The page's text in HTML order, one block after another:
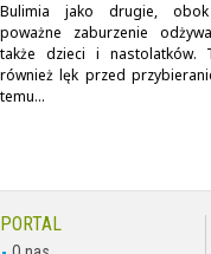
Bulimia jako drugie,
poważne zaburzenie
także dzieci i nastolatków.
również lęk przed
temu...
PORTAL